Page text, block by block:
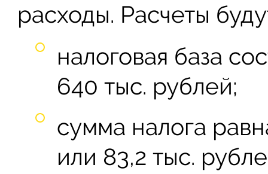
расходы. Расчеты
налоговая база
640 тыс. рублей;
сумма налога
или 83,2 тыс.